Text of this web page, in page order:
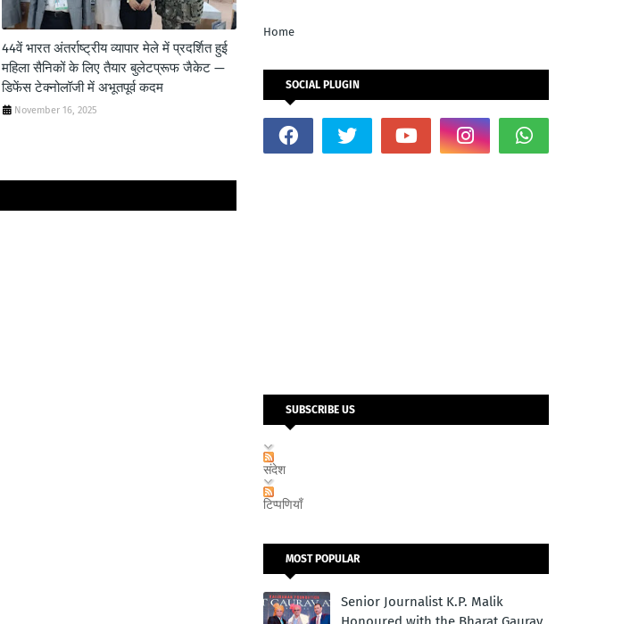
44वें भारत अंतर्राष्ट्रीय व्यापार मेले में प्रदर्शित हुई
महिला सैनिकों के लिए तैयार बुलेटप्रूफ जैकेट —
डिफेंस टेक्नोलॉजी में अभूतपूर्व कदम
November 16, 2025
Home
SOCIAL PLUGIN
SUBSCRIBE US
संदेश
टिप्पणियाँ
MOST POPULAR
Senior Journalist K.P. Malik